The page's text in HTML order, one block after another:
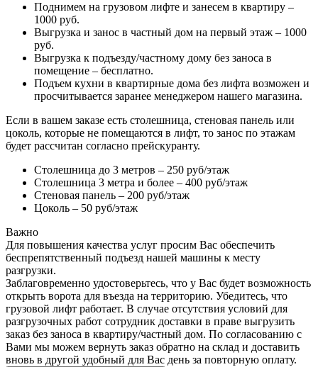
Поднимем на грузовом лифте и занесем в квартиру –
1000 руб.
Выгрузка и занос в частный дом на первый этаж – 1000
руб.
Выгрузка к подъезду/частному дому без заноса в
помещение – бесплатно.
Подъем кухни в квартирные дома без лифта возможен и
просчитывается заранее менеджером нашего магазина.
Если в вашем заказе есть столешница, стеновая панель или
цоколь, которые не помещаются в лифт, то занос по этажам
будет рассчитан согласно прейскуранту.
Столешница до 3 метров – 250 руб/этаж
Столешница 3 метра и более – 400 руб/этаж
Стеновая панель – 200 руб/этаж
Цоколь – 50 руб/этаж
Важно
Для повышения качества услуг просим Вас обеспечить
беспрепятственный подъезд нашей машины к месту
разгрузки.
Заблаговременно удостоверьтесь, что у Вас будет возможность
открыть ворота для въезда на территорию. Убедитесь, что
грузовой лифт работает. В случае отсутствия условий для
разгрузочных работ сотрудник доставки в праве выгрузить
заказ без заноса в квартиру/частный дом. По согласованию с
Вами мы можем вернуть заказ обратно на склад и доставить
вновь в другой удобный для Вас день за повторную оплату.